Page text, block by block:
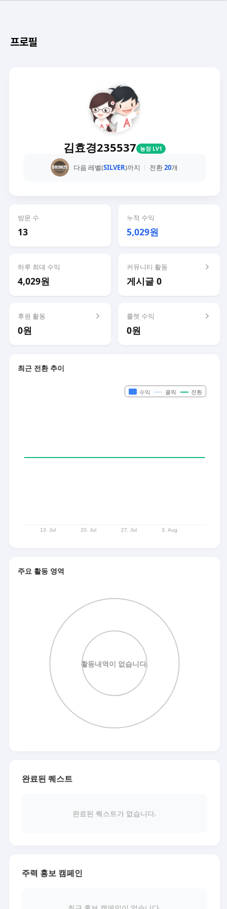
프로필
김효경235537 농장 LV1
다음 레벨(SILVER)까지 전환20개
방문 수
13
누적 수익
5,029원
하루 최대 수익
4,029원
커뮤니티 활동
게시글 0
후원 활동
0원
룰렛 수익
0원
최근 전환 추이
주요 활동 영역
완료된 퀘스트
완료된 퀘스트가 없습니다.
주력 홍보 캠페인